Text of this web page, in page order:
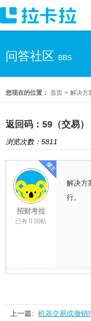
问答社区 BBS
您现在的位置： 首页 > 解决方
返回码：59（交易）
浏览次数：5811
招财考拉
已有 0 回帖
解决方
行。
上一篇:
机器交易或撤销